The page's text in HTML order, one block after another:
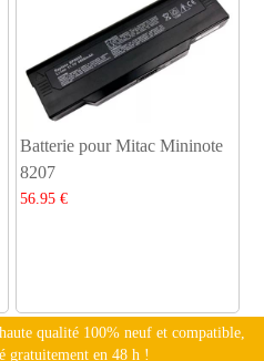
Batterie pour Mitac Mininote
8207
56.95 €
qualité 100% neuf et compatible,
gratuitement en 48 h !